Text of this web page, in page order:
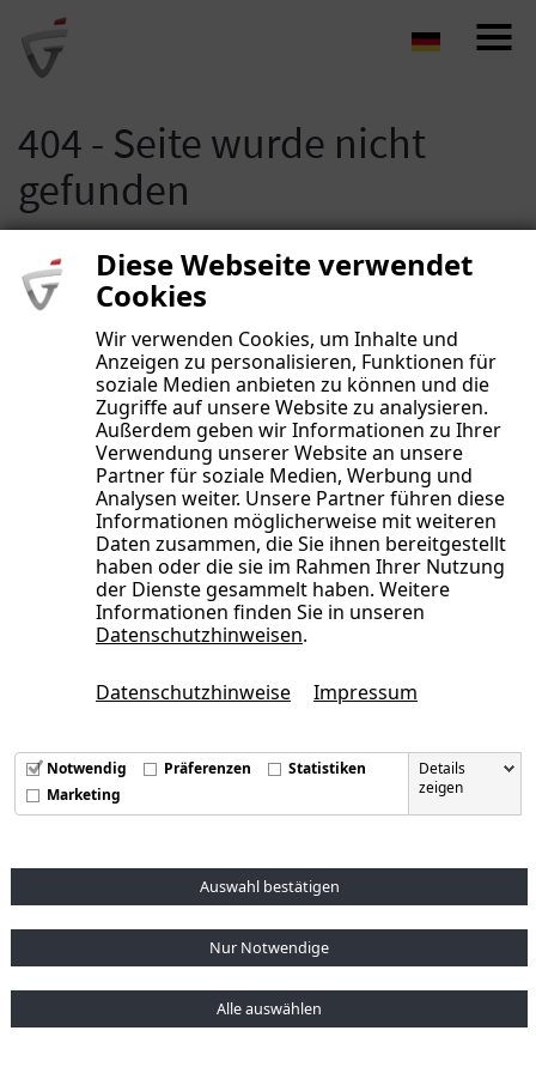
Diese Webseite verwendet
Cookies
Wir verwenden Cookies, um Inhalte und
Anzeigen zu personalisieren, Funktionen für
soziale Medien anbieten zu können und die
Zugriffe auf unsere Website zu analysieren.
Außerdem geben wir Informationen zu Ihrer
Verwendung unserer Website an unsere
Partner für soziale Medien, Werbung und
Analysen weiter. Unsere Partner führen diese
Informationen möglicherweise mit weiteren
Daten zusammen, die Sie ihnen bereitgestellt
haben oder die sie im Rahmen Ihrer Nutzung
der Dienste gesammelt haben. Weitere
Informationen finden Sie in unseren
Datenschutzhinweisen.
Datenschutzhinweise Impressum
Notwendig Präferenzen
Statistiken
Marketing
Details
zeigen
Auswahl bestätigen
Nur Notwendige
Alle auswählen
404 - Seite wurde nicht
gefunden
Mitglied der
Downloads
Cookie-Einstellungen ändern
© 2026. All Rights Reserved.